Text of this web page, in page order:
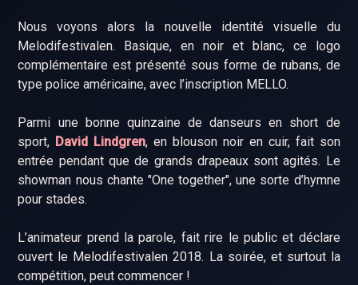
Nous voyons alors la nouvelle identité visuelle du
Melodifestivalen. Basique, en noir et blanc, ce logo
complémentaire est présenté sous forme de rubans, de
type police américaine, avec l’inscription MELLO.
Parmi une bonne quinzaine de danseurs en short de
sport, David Lindgren, en blouson noir en cuir, fait son
entrée pendant que de grands drapeaux sont agités. Le
showman nous chante "One together", une sorte d’hymne
pour stades.
L’animateur prend la parole, fait rire le public et déclare
ouvert le Melodifestivalen 2018. La soirée, et surtout la
compétition, peut commencer !